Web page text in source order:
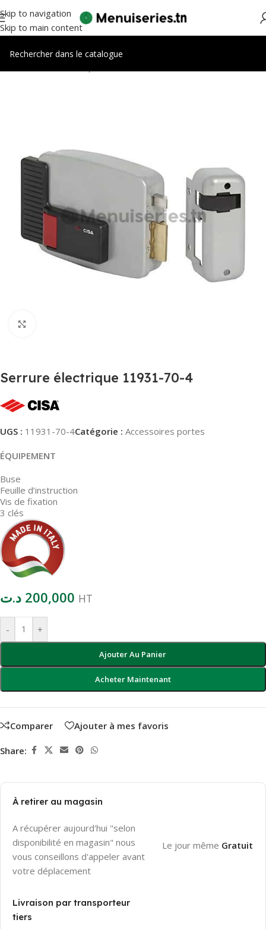
Skip to navigation
Skip to main content
Serrure électrique 11931-70-4
UGS : 11931-70-4Catégorie : Accessoires portes
ÉQUIPEMENT
Buse
Feuille d’instruction
Vis de fixation
3 clés
200,000 د.ت HT
- +
Ajouter Au Panier
Acheter Maintenant
Comparer Ajouter à mes favoris
Share:
À retirer au magasin
A récupérer aujourd'hui "selon
disponibilité en magasin" nous
vous conseillons d'appeler avant
votre déplacement
Le jour même Gratuit
Livraison par transporteur
tiers